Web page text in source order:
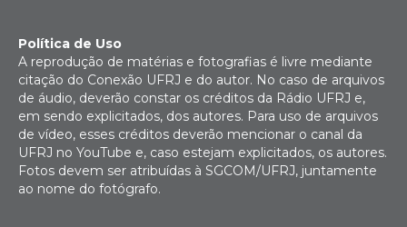
Política de Uso
A reprodução de matérias e fotografias é livre mediante
citação do Conexão UFRJ e do autor. No caso de arquivos
de áudio, deverão constar os créditos da Rádio UFRJ e,
em sendo explicitados, dos autores. Para uso de arquivos
de vídeo, esses créditos deverão mencionar o canal da
UFRJ no YouTube e, caso estejam explicitados, os autores.
Fotos devem ser atribuídas à SGCOM/UFRJ, juntamente
ao nome do fotógrafo.